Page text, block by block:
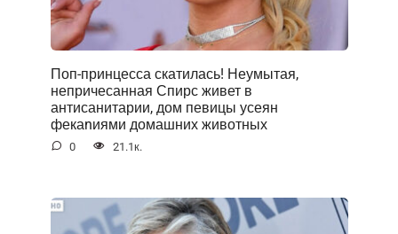
Поп-принцесса скатилась! Неумытая,
непричесанная Спирс живет в
антисанитарии, дом певицы усеян
фекаnиями домашних животных
0 21.1к.